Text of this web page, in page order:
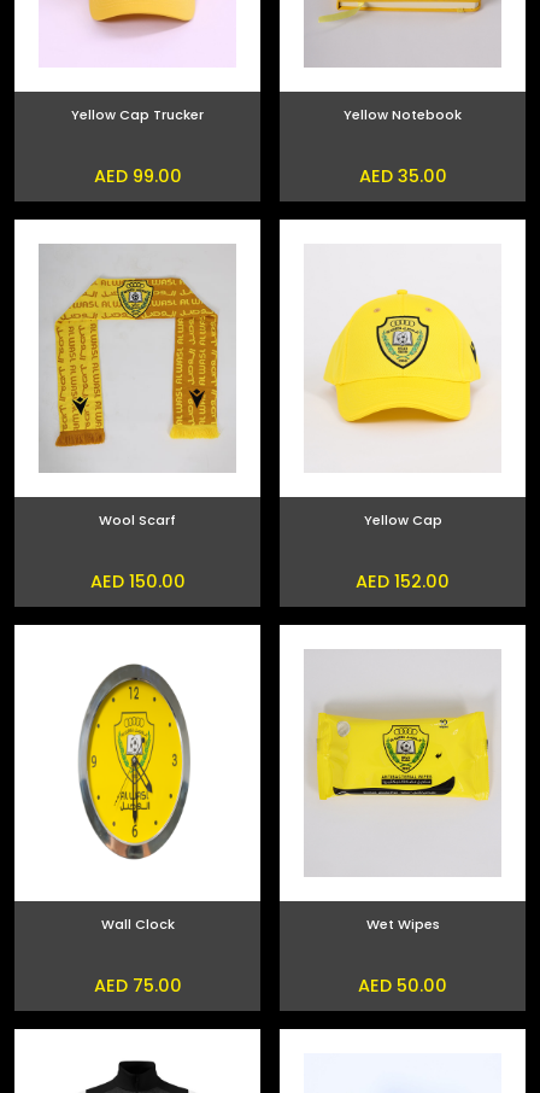
Yellow Notebook
AED 35.00
Yellow Cap Trucker
AED 99.00
Yellow Cap
AED 152.00
Wool Scarf
AED 150.00
Wet Wipes
AED 50.00
Wall Clock
AED 75.00